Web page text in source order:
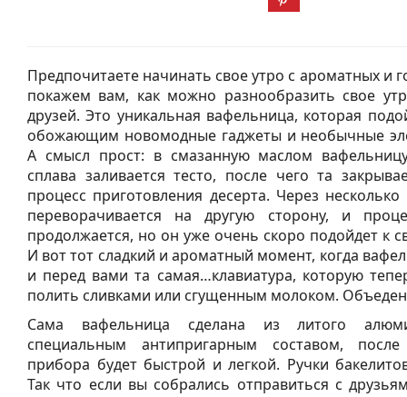
Предпочитаете начинать свое утро с ароматных и
покажем вам, как можно разнообразить свое
друзей. Это уникальная вафельница, которая
обожающим новомодные гаджеты и необычные
А смысл прост: в смазанную маслом
сплава заливается тесто, после чего та
процесс приготовления десерта. Через
переворачивается на другую сторону, и
продолжается, но он уже очень скоро подойдет к
И вот тот сладкий и ароматный момент, когда
и перед вами та самая…клавиатура, которую
полить сливками или сгущенным молоком.
Сама вафельница сделана из литого
специальным антипригарным составом,
прибора будет быстрой и легкой. Ручки
Так что если вы собрались отправиться с